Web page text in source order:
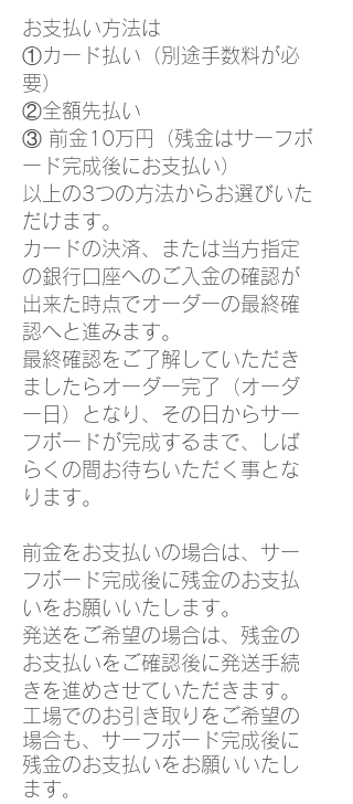
お支払い方法は
①カード払い（別途手数料が必
要）
②全額先払い
③ 前金10万円（残金はサーフボ
ード完成後にお支払い）
以上の3つの方法からお選びいた
だけます。
カードの決済、または当方指定
の銀行口座へのご入金の確認が
出来た時点でオーダーの最終確
認へと進みます。
最終確認をご了解していただき
ましたらオーダー完了（オーダ
ー日）となり、その日からサー
フボードが完成するまで、しば
らくの間お待ちいただく事とな
ります。
前金をお支払いの場合は、サー
フボード完成後に残金のお支払
いをお願いいたします。
発送をご希望の場合は、残金の
お支払いをご確認後に発送手続
きを進めさせていただきます。
工場でのお引き取りをご希望の
場合も、サーフボード完成後に
残金のお支払いをお願いいたし
ます。